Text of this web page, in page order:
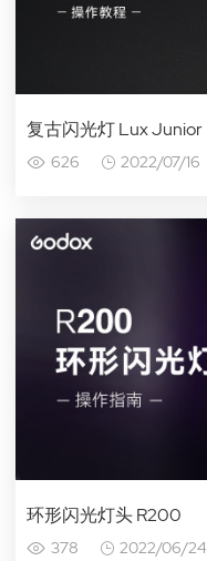
复古闪光灯 Lux Junior
626 2022/07/16
环形闪光灯头 R200
378 2022/06/24